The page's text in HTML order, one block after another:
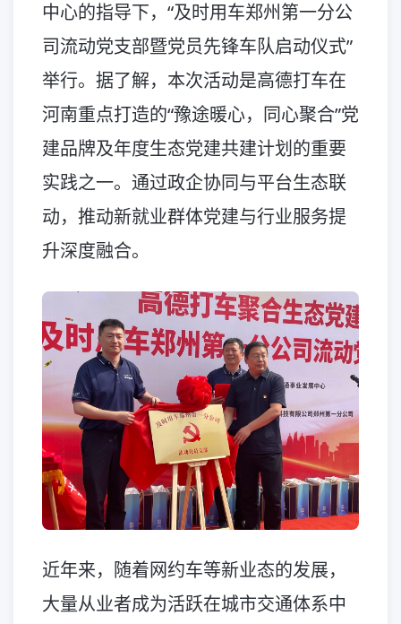
中心的指导下，“及时用车郑州第一分公
司流动党支部暨党员先锋车队启动仪式”
举行。据了解，本次活动是高德打车在
河南重点打造的“豫途暖心，同心聚合”党
建品牌及年度生态党建共建计划的重要
实践之一。通过政企协同与平台生态联
动，推动新就业群体党建与行业服务提
升深度融合。
近年来，随着网约车等新业态的发展，
大量从业者成为活跃在城市交通体系中